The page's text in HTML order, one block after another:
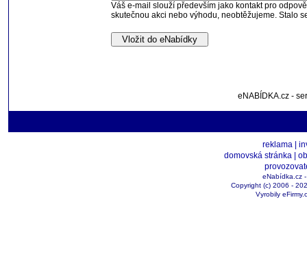
Váš e-mail slouží především jako kontakt pro
skutečnou akci nebo výhodu, neobtěžujeme. Stalo
eNABÍDKA.cz -
reklama |
domovská stránka |
eNabídka.cz
Copyright (c) 2006 -
Vyrobily